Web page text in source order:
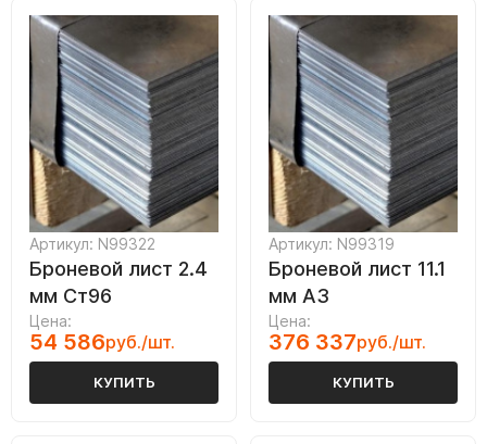
Артикул: N99322
Броневой лист 2.4
мм Ст96
Цена:
54 586руб./шт.
КУПИТЬ
Артикул: N99319
Броневой лист 11.1
мм А3
Цена:
376 337руб./шт.
КУПИТЬ